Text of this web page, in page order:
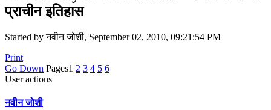
प्राचीन इतिहास
Started by नवीन जोशी, September 02, 2010, 09:21:54 PM
Print
Go Down Pages1 2 3 4 5 6
User actions
नवीन जोशी